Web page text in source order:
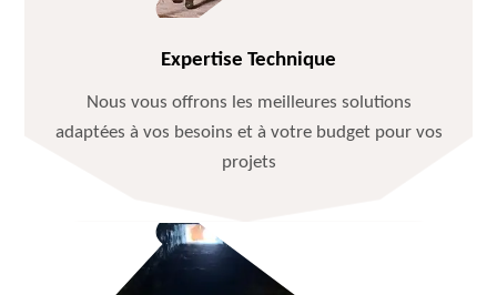
Expertise Technique
Nous vous offrons les meilleures solutions
adaptées à vos besoins et à votre budget pour vos
projets